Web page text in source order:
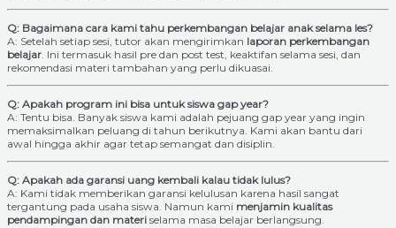
Q: Bagaimana cara kami tahu perkembangan belajar anak selama les?
A: Setelah setiap sesi, tutor akan mengirimkan laporan perkembangan
belajar. Ini termasuk hasil pre dan post test, keaktifan selama sesi, dan
rekomendasi materi tambahan yang perlu dikuasai.
Q: Apakah program ini bisa untuk siswa gap year?
A: Tentu bisa. Banyak siswa kami adalah pejuang gap year yang ingin
memaksimalkan peluang di tahun berikutnya. Kami akan bantu dari
awal hingga akhir agar tetap semangat dan disiplin.
Q: Apakah ada garansi uang kembali kalau tidak lulus?
A: Kami tidak memberikan garansi kelulusan karena hasil sangat
tergantung pada usaha siswa. Namun kami menjamin kualitas
pendampingan dan materi selama masa belajar berlangsung.